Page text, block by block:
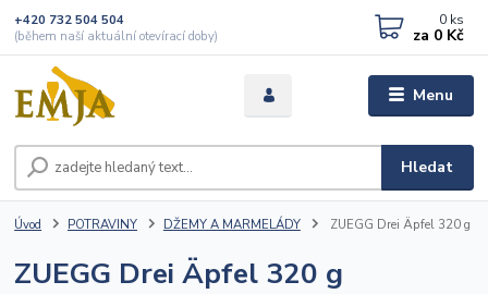
Menu
Hledat
+420 732 504 504
(během naší aktuální otevírací doby)
0 ks
za 0 Kč
Úvod POTRAVINY DŽEMY A MARMELÁDY ZUEGG Drei Äpfel 320 g
ZUEGG Drei Äpfel 320 g